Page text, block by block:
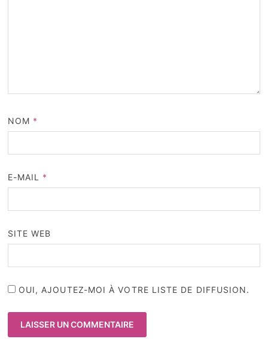
NOM *
E-MAIL *
SITE WEB
OUI, AJOUTEZ-MOI À VOTRE LISTE DE DIFFUSION.